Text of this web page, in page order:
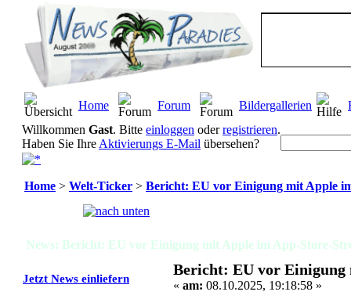
Home Forum Bildergallerien
Willkommen Gast. Bitte einloggen oderregistrieren.
Haben Sie Ihre Aktivierungs E-Mail übersehen?
Home > Welt-Ticker > Bericht: EU vor Einigung mit Apple
News: Bericht: EU vor Einigung mit Apple im App-Store-
Jetzt News einliefern
Bericht: EU vor
« am: 08.10.2025, 19:18:58 »